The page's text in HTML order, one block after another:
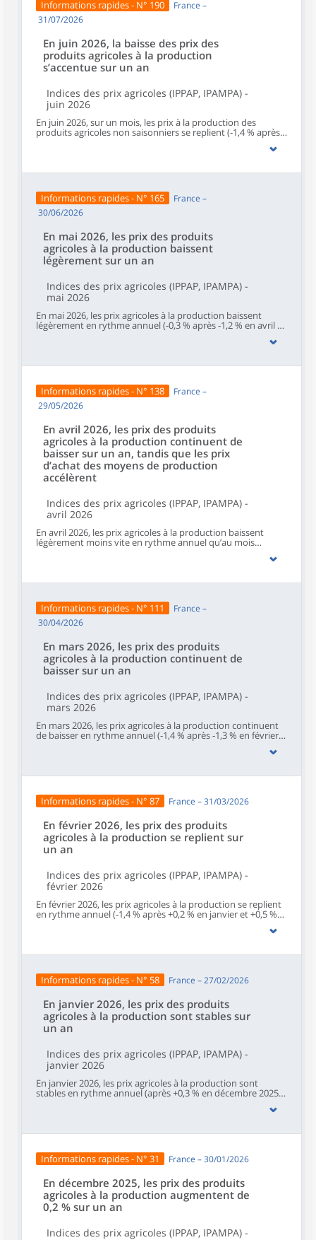
Informations rapides - N° 190
France –
31/07/2026
En juin 2026, la baisse des prix des
produits agricoles à la production
s’accentue sur un an
Indices des prix agricoles (IPPAP, IPAMPA) -
juin 2026
En juin 2026, sur un mois, les prix à la production des
produits agricoles non saisonniers se replient (‑1,4 % après
+0,3 % en mai). En rythme annuel, la baisse des prix
agricoles à la production s’accentue (‑1,3 % après ‑0,3 %),
animaux.La baisse des prix d’achat des moyens de
‑1,0 % en mai). Sur un an, ils ralentissent de nouveau (+4,9 %
après +6,9 % en mai et +7,5 % en avril).
Informations rapides - N° 165
France –
30/06/2026
En mai 2026, les prix des produits
agricoles à la production baissent
légèrement sur un an
Indices des prix agricoles (IPPAP, IPAMPA) -
mai 2026
En mai 2026, les prix agricoles à la production baissent
légèrement en rythme annuel (‑0,3 % après ‑1,2 % en avril et
‑1,3 % en mars). Sur un mois, les prix à la production des
produits agricoles non impactés par un caractère saisonnier
produits de l’horticulture – repartent à la hausse (+0,4 %
d’achat des moyens de production agricole ralentissent
mais restent en forte hausse (+6,8 % après +7,5 % en avril).
Ils se replient sur un mois (‑1,0 % après +1,4 %).
Informations rapides - N° 138
France –
29/05/2026
En avril 2026, les prix des produits
agricoles à la production continuent de
baisser sur un an, tandis que les prix
d’achat des moyens de production
accélèrent
Indices des prix agricoles (IPPAP, IPAMPA) -
avril 2026
En avril 2026, les prix agricoles à la production baissent
légèrement moins vite en rythme annuel qu’au mois
précédent (‑1,1 % après ‑1,4 % en mars et ‑1,2 % en février).
Sur un mois, la baisse des prix à la production des produits
fruits et légumes (y compris les pommes de terre) et
après ‑0,1 % en mars et ‑0,9 % en février).Sur un an, les prix
d’achat des moyens de production agricole accélèrent
(+7,3 % après +5,4 % en mars). Ils ralentissent sur un mois
Informations rapides - N° 111
France –
30/04/2026
En mars 2026, les prix des produits
agricoles à la production continuent de
baisser sur un an
Indices des prix agricoles (IPPAP, IPAMPA) -
mars 2026
En mars 2026, les prix agricoles à la production continuent
de baisser en rythme annuel (‑1,4 % après ‑1,3 % en février
et +0,2 % en janvier). Sur un mois, la baisse des prix à la
pommes de terre) et produits de l’horticulture – s’atténue
les prix d’achat des moyens de production agricole
rebondissent très nettement (+5,2 % après ‑0,8 % en
par les prix de l’énergie.
Informations rapides - N° 87 France – 31/03/2026
En février 2026, les prix des produits
agricoles à la production se replient sur
un an
Indices des prix agricoles (IPPAP, IPAMPA) -
février 2026
En février 2026, les prix agricoles à la production se replient
en rythme annuel (‑1,4 % après +0,2 % en janvier et +0,5 %
en décembre 2025). Sur un mois, les prix à la production des
produits agricoles non impactés par un caractère saisonnier
produits de l’horticulture – se replient (‑1,0 % après +0,6 %
prix d’achat des moyens de production agricole s’atténue
(‑0,6 % après ‑1,1 % en janvier). Ils continuent d’augmenter
Informations rapides - N° 58 France – 27/02/2026
En janvier 2026, les prix des produits
agricoles à la production sont stables sur
un an
Indices des prix agricoles (IPPAP, IPAMPA) -
janvier 2026
En janvier 2026, les prix agricoles à la production sont
stables en rythme annuel (après +0,3 % en décembre 2025
et +1,8 % en novembre). Sur un mois, les prix à la
pommes de terre) et produits de l’horticulture –
et +1,7 % en novembre).Sur un an, les prix d’achat des
moyens de production agricole continuent de baisser
après ‑1,4 %).
Informations rapides - N° 31 France – 30/01/2026
En décembre 2025, les prix des produits
agricoles à la production augmentent de
0,2 % sur un an
Indices des prix agricoles (IPPAP, IPAMPA) -